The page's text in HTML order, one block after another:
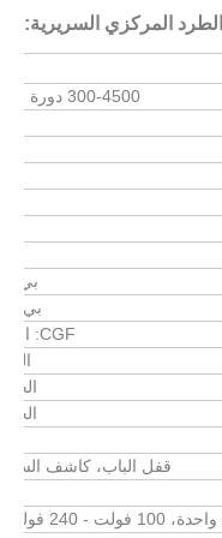
المركزي السريرية:
300-4500 دورة في الدقيقة، الزيادة: 10 دورة في الدقيقة
بي آر بي: 3480 دورة
بي آر إف: 2690 دورة
CGF: الخطوة 1 2700 دورة في الدقيقة 2 دقيقة
الخطوة 2 2400 دورة
الخطوة 3 2700 دورة في
الخطوة 4 3000 دورة في
قفل الباب، كاشف
هرتز / 60 هرتز، 3 أمبير، 70 وات